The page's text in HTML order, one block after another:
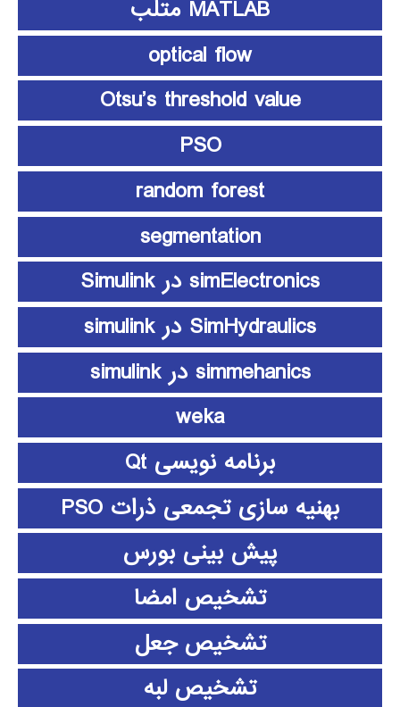
MATLAB متلب
optical flow
Otsu’s threshold value
PSO
random forest
segmentation
simElectronics در Simulink
SimHydraulics در simulink
simmehanics در simulink
weka
برنامه نویسی Qt
بهنیه سازی تجمعی ذرات PSO
پیش بینی بورس
تشخیص امضا
تشخیص جعل
تشخیص لبه